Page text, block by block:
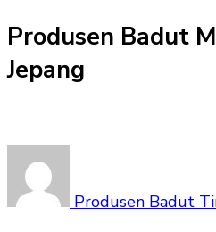
Produsen Badut
Jepang
Produsen Badut